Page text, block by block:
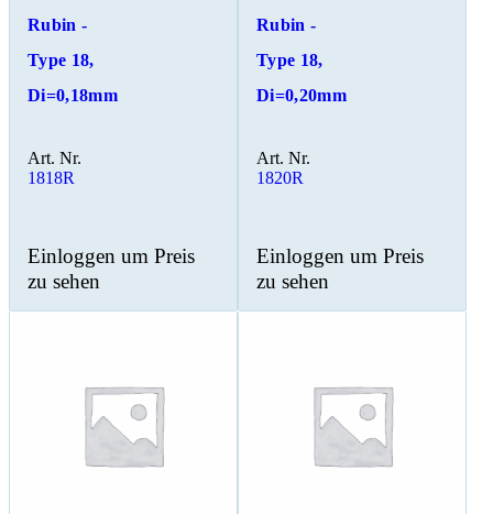
Rubin -
Type 18,
Di=0,18mm
Art. Nr.
1818R
Einloggen um Preis
zu sehen
Rubin -
Type 18,
Di=0,20mm
Art. Nr.
1820R
Einloggen um Preis
zu sehen